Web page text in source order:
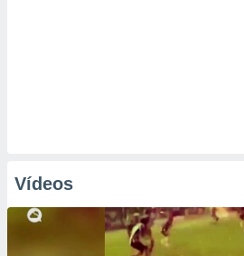
Vídeos